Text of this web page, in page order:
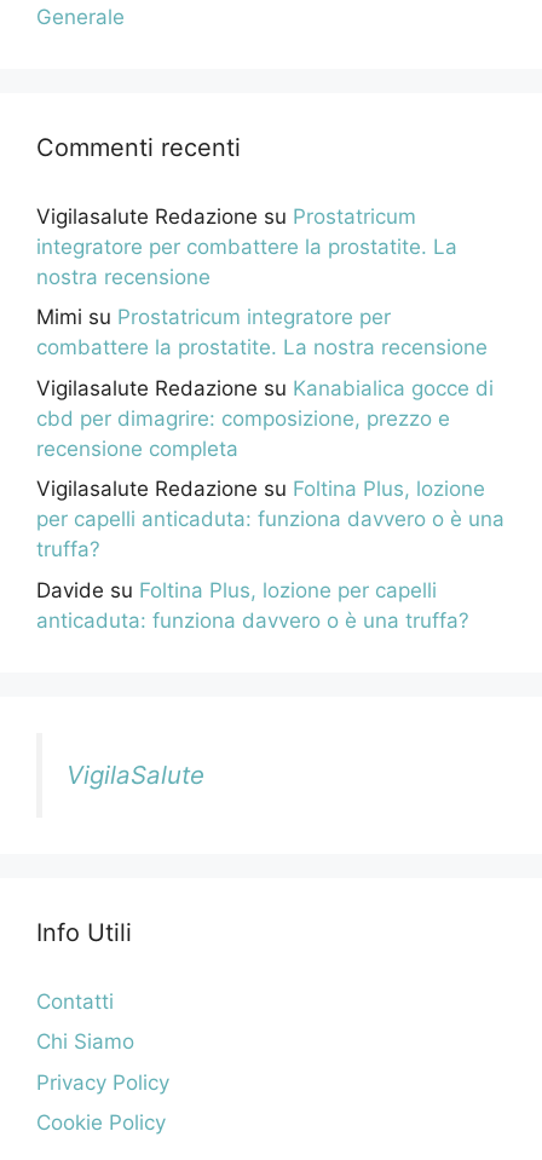
Generale
Commenti recenti
Vigilasalute Redazione su Prostatricum
integratore per combattere la prostatite. La
nostra recensione
Mimi su Prostatricum integratore per
combattere la prostatite. La nostra recensione
Vigilasalute Redazione su Kanabialica gocce di
cbd per dimagrire: composizione, prezzo e
recensione completa
Vigilasalute Redazione su Foltina Plus, lozione
per capelli anticaduta: funziona davvero o è una
truffa?
Davide su Foltina Plus, lozione per capelli
anticaduta: funziona davvero o è una truffa?
VigilaSalute
Info Utili
Contatti
Chi Siamo
Privacy Policy
Cookie Policy